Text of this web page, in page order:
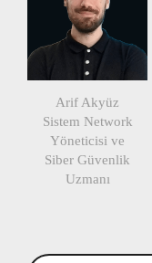
Arif Akyüz
Sistem Network
Yöneticisi ve
Siber Güvenlik
Uzmanı